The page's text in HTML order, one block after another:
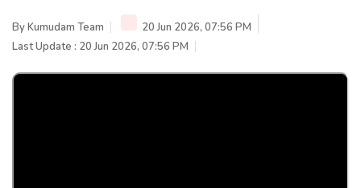
ByKumudam Team
20 Jun 2026, 07:56 PM
Last Update : 20 Jun 2026, 07:56 PM